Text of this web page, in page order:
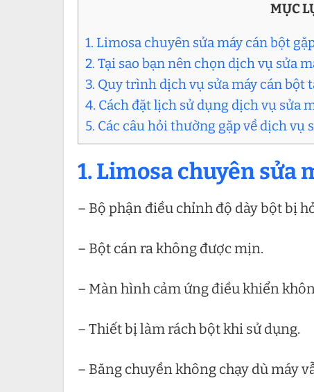
MỤC
1. Limosa chuyên sửa máy cán bột
2. Tại sao bạn nên chọn dịch vụ sửa
3. Quy trình dịch vụ sửa máy cán bột
4. Cách đặt lịch sử dụng dịch vụ sửa
5. Các câu hỏi thường gặp về dịch vụ
1. Limosa chuyên sửa
– Bộ phận điều chỉnh độ dày bột bị
– Bột cán ra không được mịn.
– Màn hình cảm ứng điều khiển
– Thiết bị làm rách bột khi sử dụng.
– Băng chuyền không chạy dù máy